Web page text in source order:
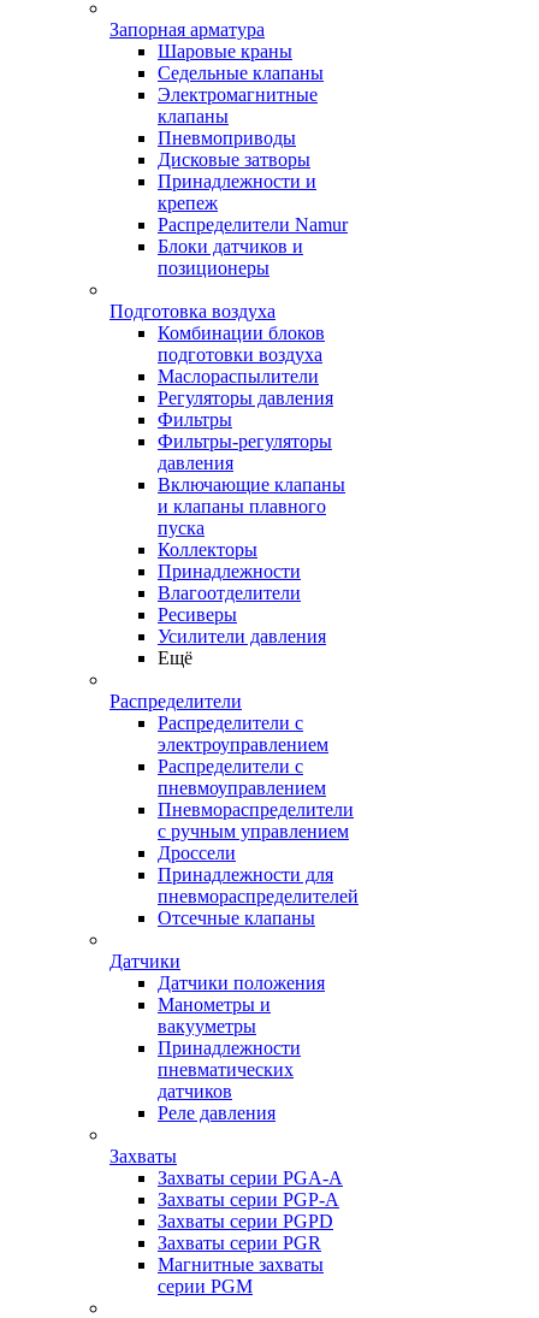
Запорная арматура
Шаровые краны
Седельные клапаны
Электромагнитные
клапаны
Пневмоприводы
Дисковые затворы
Принадлежности и
крепеж
Распределители Namur
Блоки датчиков и
позиционеры
Подготовка воздуха
Комбинации блоков
подготовки воздуха
Маслораспылители
Регуляторы давления
Фильтры
Фильтры-регуляторы
давления
Включающие клапаны
и клапаны плавного
пуска
Коллекторы
Принадлежности
Влагоотделители
Ресиверы
Усилители давления
Ещё
Распределители
Распределители с
электроуправлением
Распределители с
пневмоуправлением
Пневмораспределители
с ручным управлением
Дроссели
Принадлежности для
пневмораспределителей
Отсечные клапаны
Датчики
Датчики положения
Манометры и
вакууметры
Принадлежности
пневматических
датчиков
Реле давления
Захваты
Захваты серии PGA-A
Захваты серии PGP-A
Захваты серии PGPD
Захваты серии PGR
Магнитные захваты
серии PGM